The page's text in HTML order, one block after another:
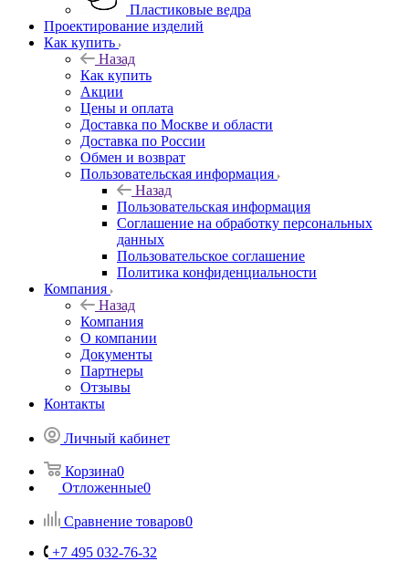
Пластиковые ведра
Проектирование изделий
Как купить
Назад
Как купить
Акции
Цены и оплата
Доставка по Москве и области
Доставка по России
Обмен и возврат
Пользовательская информация
Назад
Пользовательская информация
Соглашение на обработку персональных
данных
Пользовательское соглашение
Политика конфиденциальности
Компания
Назад
Компания
О компании
Документы
Партнеры
Отзывы
Контакты
Личный кабинет
Корзина0
Отложенные0
Сравнение товаров0
+7 495 032-76-32